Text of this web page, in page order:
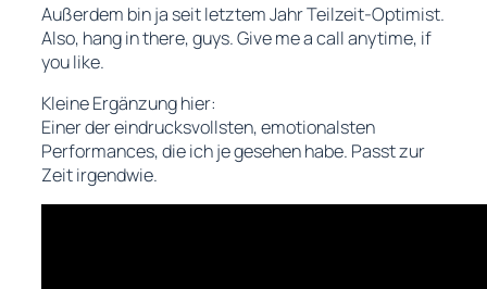
Außerdem bin ja seit letztem Jahr Teilzeit-Optimist.
Also, hang in there, guys. Give me a call anytime, if
you like.
Kleine Ergänzung hier:
Einer der eindrucksvollsten, emotionalsten
Performances, die ich je gesehen habe. Passt zur
Zeit irgendwie.